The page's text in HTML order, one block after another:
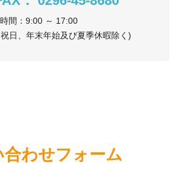
時間：9:00 ～ 17:00
日、年末年始及び夏季休暇除く)
合わせフォーム